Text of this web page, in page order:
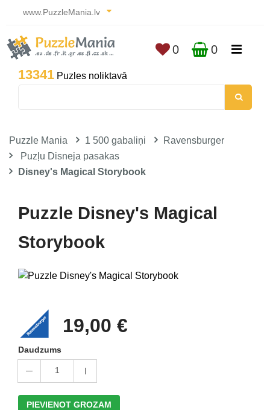
www.PuzzleMania.lv
13341 Puzles noliktavā
0 0
Puzzle Mania 1 500 gabaliņi
Ravensburger
Puzļu Disneja pasakas
Disney's Magical Storybook
Puzzle Disney's Magical
Storybook
19,00 €
Daudzums
1
PIEVIENOT GROZAM